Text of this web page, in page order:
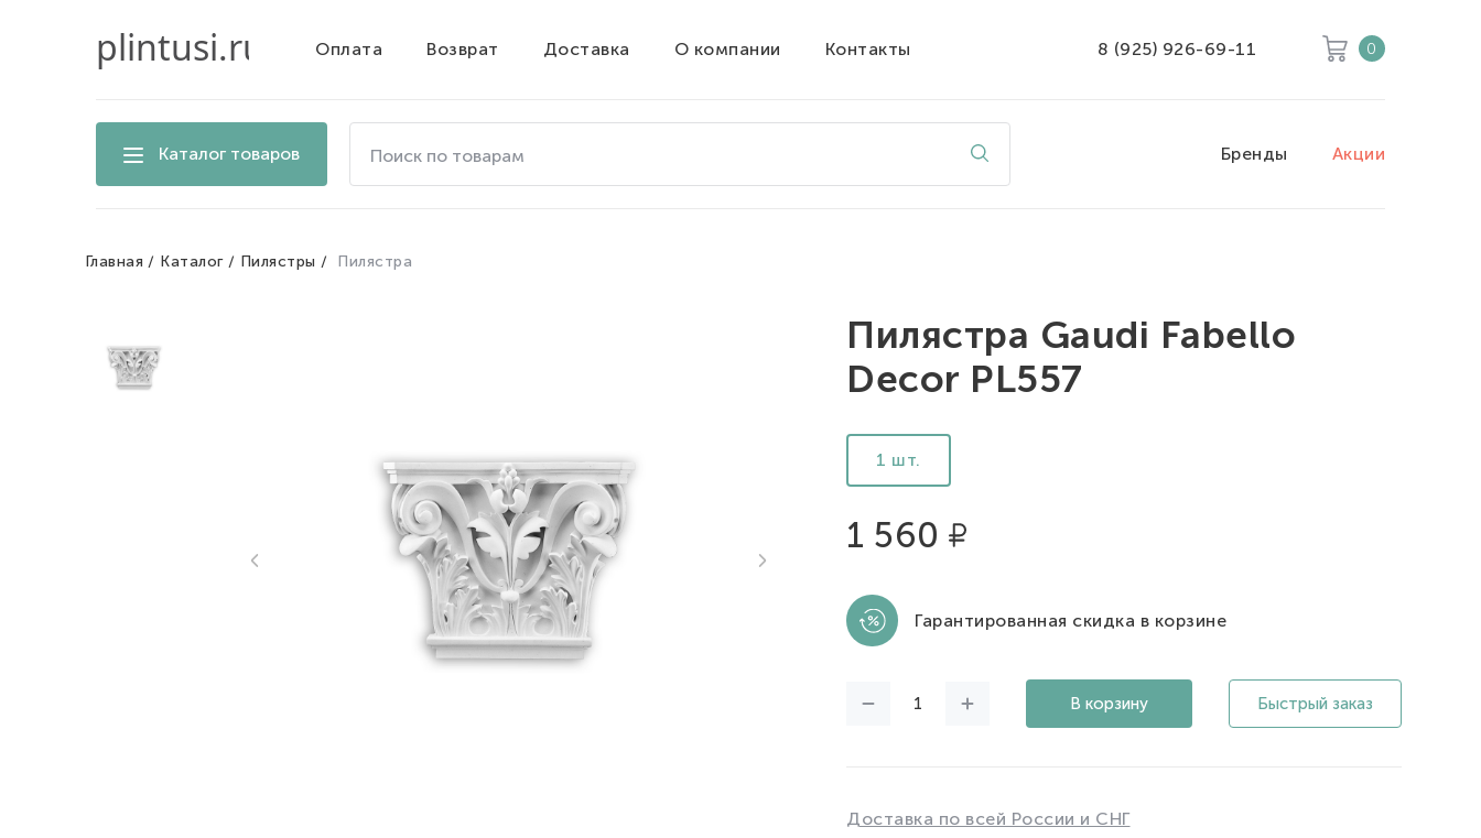
Оплата Возврат Доставка О компании Контакты 8 (925) 926-69-11 0
Каталог товаров
товарам
Бренды Акции
Главная Каталог Пилястры Пилястра
Пилястра Gaudi Fabello
Decor PL557
1 шт.
1 560
Гарантированная скидка в корзине
В корзину Быстрый заказ
Доставка по всей России и СНГ